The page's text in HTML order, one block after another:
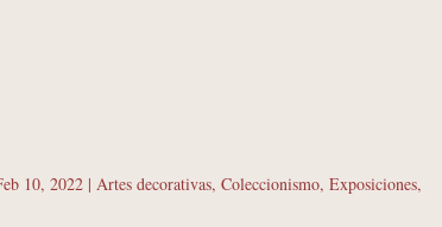
10, 2022| Artes decorativas, Coleccionismo, Exposiciones,